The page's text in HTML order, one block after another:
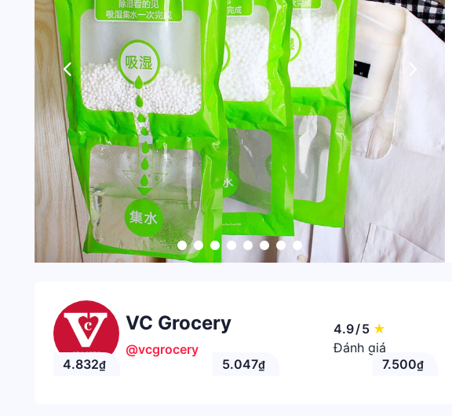
VC Grocery
@vcgrocery
4.9/5 ★
Đánh giá
4.832₫ 5.047₫ 7.500₫